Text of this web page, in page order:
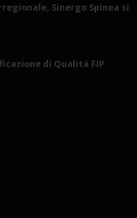
Sinergo Spinea si
di Qualità FIP